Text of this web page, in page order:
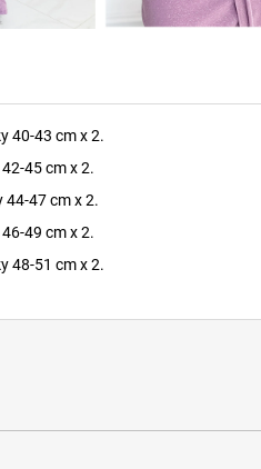
40-43 cm x 2.
45 cm x 2.
44-47 cm x 2.
49 cm x 2.
48-51 cm x 2.